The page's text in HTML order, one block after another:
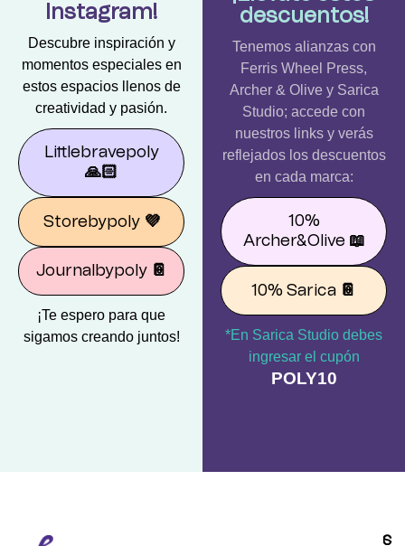
Instagram!
Descubre inspiración y
momentos especiales en
estos espacios llenos de
creatividad y pasión.
Littlebravepoly
🙏🏻
Storebypoly 💜
Journalbypoly 📔
¡Te espero para que
sigamos creando juntos!
descuentos!
Tenemos alianzas con
Ferris Wheel Press,
Archer & Olive y Sarica
Studio; accede con
nuestros links y verás
reflejados los descuentos
en cada marca:
10%
Archer&Olive 📖
10% Sarica 📔
*En Sarica Studio debes
ingresar el cupón
POLY10
S
C